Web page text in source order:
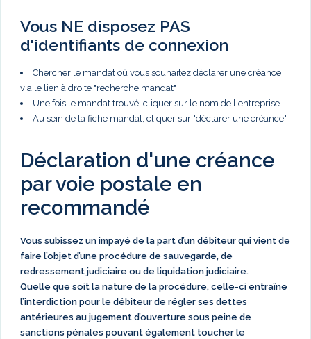
Vous NE disposez PAS
d'identifiants de connexion
Chercher le mandat où vous souhaitez déclarer une créance
via le lien à droite "recherche mandat"
Une fois le mandat trouvé, cliquer sur le nom de l'entreprise
Au sein de la fiche mandat, cliquer sur "déclarer une créance"
Déclaration d'une créance
par voie postale en
recommandé
Vous subissez un impayé de la part d’un débiteur qui vient de
faire l’objet d’une procédure de sauvegarde, de
redressement judiciaire ou de liquidation judiciaire.
Quelle que soit la nature de la procédure, celle-ci entraîne
l’interdiction pour le débiteur de régler ses dettes
antérieures au jugement d’ouverture sous peine de
sanctions pénales pouvant également toucher le